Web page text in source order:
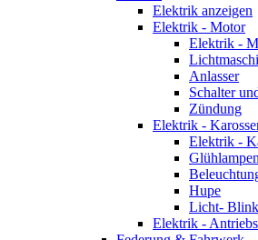
Elektrik anzeigen
Elektrik - Motor
Elektrik -
Anlasser
Schalter
Zündung
Elektrik -
Elektrik -
Glühlampen
Hupe
Licht-
Elektrik -